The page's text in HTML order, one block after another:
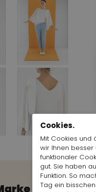
anzeigen
Cookies.
Mit Cookies und
wir Ihnen besser
funktionaler
gut. Sie haben
Funktion. So
Tag ein